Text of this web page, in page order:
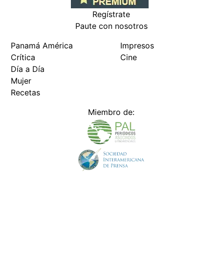
Regístrate
Paute con nosotros
Panamá América
Crítica
Día a Día
Mujer
Recetas
Impresos
Cine
Miembro de: